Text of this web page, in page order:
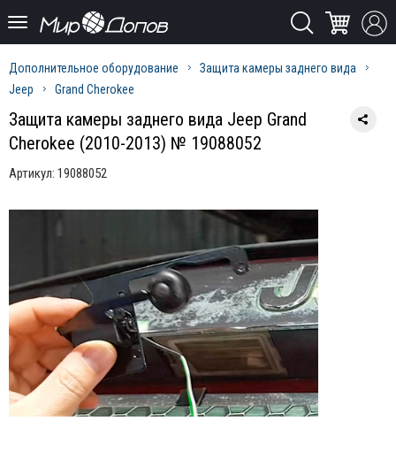
Дополнительное оборудование
Защита камеры заднего вида
Jeep
Grand Cherokee
Защита камеры заднего вида Jeep Grand
Cherokee (2010-2013) № 19088052
Артикул: 19088052